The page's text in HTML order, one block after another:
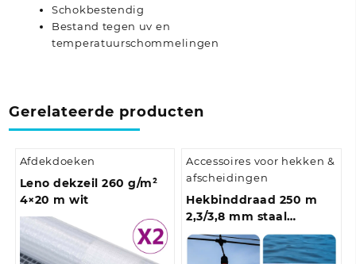
Schokbestendig
Bestand tegen uv en
temperatuurschommelingen
Gerelateerde producten
Afdekdoeken
Leno dekzeil 260 g/m²
4×20 m wit
Accessoires voor hekken &
afscheidingen
Hekbinddraad 250 m
2,3/3,8 mm staal
antraciet